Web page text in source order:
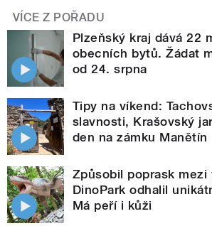
VÍCE Z POŘADU
Plzeňský kraj dává 22
obecních bytů. Žádat
od 24. srpna
Tipy na víkend:
slavnosti, Krašovský
den na zámku Manětín
Způsobil poprask mezi
DinoPark odhalil
Má peří i kůži